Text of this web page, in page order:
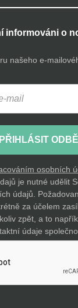
informováni o
našeho e-
PŘIHLÁSIT
osobních
je nutné udělit
údajů.
za účelem
zpět, a to
údaje